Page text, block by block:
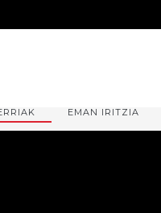
EMAN IRITZIA